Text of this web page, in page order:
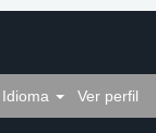
Idioma Ver perfil